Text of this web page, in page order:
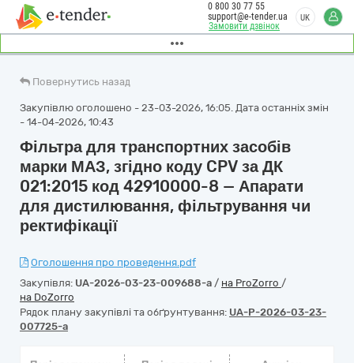
Замовити дзвінок
0 800 30 77 55
support@e-tender.ua
UK
Повернутись назад
Закупівлю оголошено - 23-03-2026, 16:05. Дата останніх змін
- 14-04-2026, 10:43
Фільтра для транспортних засобів
марки МАЗ, згідно коду CPV за ДК
021:2015 код 42910000-8 — Апарати
для дистилювання, фільтрування чи
ректифікації
Оголошення про проведення.pdf
Закупівля: UA-2026-03-23-009688-a / на ProZorro /
на DoZorro
Рядок плану закупівлі та обґрунтування: UA-P-2026-03-23-
007725-a